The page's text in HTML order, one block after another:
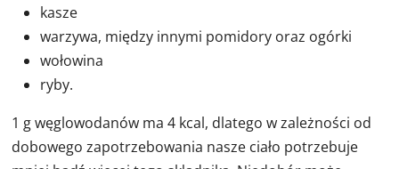
kasze
warzywa, między innymi pomidory oraz ogórki
wołowina
ryby.
1 g węglowodanów ma 4 kcal, dlatego w zależności od
dobowego zapotrzebowania nasze ciało potrzebuje